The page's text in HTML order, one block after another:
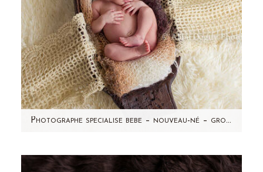
Photographe specialise bebe – nouveau-né – grossesse – Leonie – seance photo a domicile-Taverny (95)
deuxième bébé à 1 mois d'intervalle (forcément